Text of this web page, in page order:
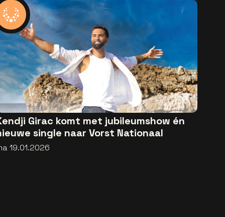
Girac komt met jubileumshow én
single naar Vorst Nationaal
19.01.2026